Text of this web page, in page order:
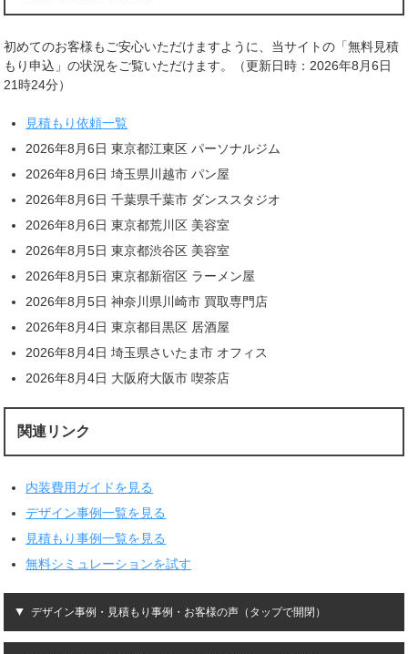
初めてのお客様もご安心いただけますように、当サイトの「無料見積
もり申込」の状況をご覧いただけます。（更新日時：2026年8月6日
21時24分）
見積もり依頼一覧
2026年8月6日 東京都江東区 パーソナルジム
2026年8月6日 埼玉県川越市 パン屋
2026年8月6日 千葉県千葉市 ダンススタジオ
2026年8月6日 東京都荒川区 美容室
2026年8月5日 東京都渋谷区 美容室
2026年8月5日 東京都新宿区 ラーメン屋
2026年8月5日 神奈川県川崎市 買取専門店
2026年8月4日 東京都目黒区 居酒屋
2026年8月4日 埼玉県さいたま市 オフィス
2026年8月4日 大阪府大阪市 喫茶店
関連リンク
内装費用ガイドを見る
デザイン事例一覧を見る
見積もり事例一覧を見る
無料シミュレーションを試す
デザイン事例・見積もり事例・お客様の声（タップで開閉）